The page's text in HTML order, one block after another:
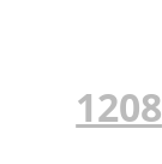
1208